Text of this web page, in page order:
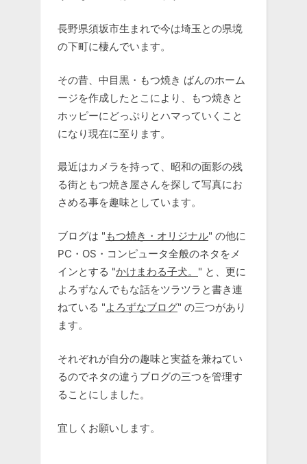
長野県須坂市生まれで今は埼玉との県境
の下町に棲んでいます。
その昔、中目黒・もつ焼き ばんのホーム
ージを作成したとこにより、もつ焼きと
ホッピーにどっぷりとハマっていくこと
になり現在に至ります。
最近はカメラを持って、昭和の面影の残
る街ともつ焼き屋さんを探して写真にお
さめる事を趣味としています。
ブログは " もつ焼き・オリジナル" の他に
PC・OS・コンピュータ全般のネタをメ
インとする "かけまわる子犬。 " と、更に
よろずなんでもな話をツラツラと書き連
ねている "よろずなブログ" の三つがあり
ます。
それぞれが自分の趣味と実益を兼ねてい
るのでネタの違うブログの三つを管理す
ることにしました。
宜しくお願いします。